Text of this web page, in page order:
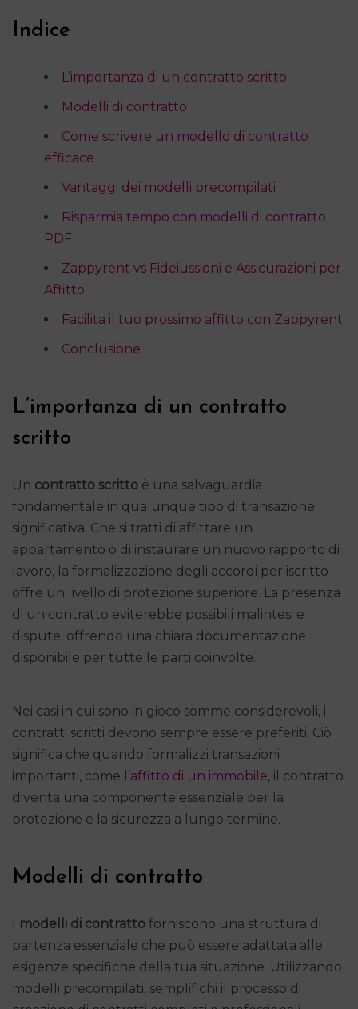
Indice
L’importanza di un contratto scritto
Modelli di contratto
Come scrivere un modello di contratto
efficace
Vantaggi dei modelli precompilati
Risparmia tempo con modelli di contratto
PDF
Zappyrent vs Fideiussioni e Assicurazioni per
Affitto
Facilita il tuo prossimo affitto con Zappyrent
Conclusione
L’importanza di un contratto
scritto
Un contratto scritto è una salvaguardia
fondamentale in qualunque tipo di transazione
significativa. Che si tratti di affittare un
appartamento o di instaurare un nuovo rapporto di
lavoro, la formalizzazione degli accordi per iscritto
offre un livello di protezione superiore. La presenza
di un contratto eviterebbe possibili malintesi e
dispute, offrendo una chiara documentazione
disponibile per tutte le parti coinvolte.
Nei casi in cui sono in gioco somme considerevoli, i
contratti scritti devono sempre essere preferiti. Ciò
significa che quando formalizzi transazioni
importanti, come l’affitto di un immobile, il contratto
diventa una componente essenziale per la
protezione e la sicurezza a lungo termine.
Modelli di contratto
I modelli di contratto forniscono una struttura di
partenza essenziale che può essere adattata alle
esigenze specifiche della tua situazione. Utilizzando
modelli precompilati, semplifichi il processo di